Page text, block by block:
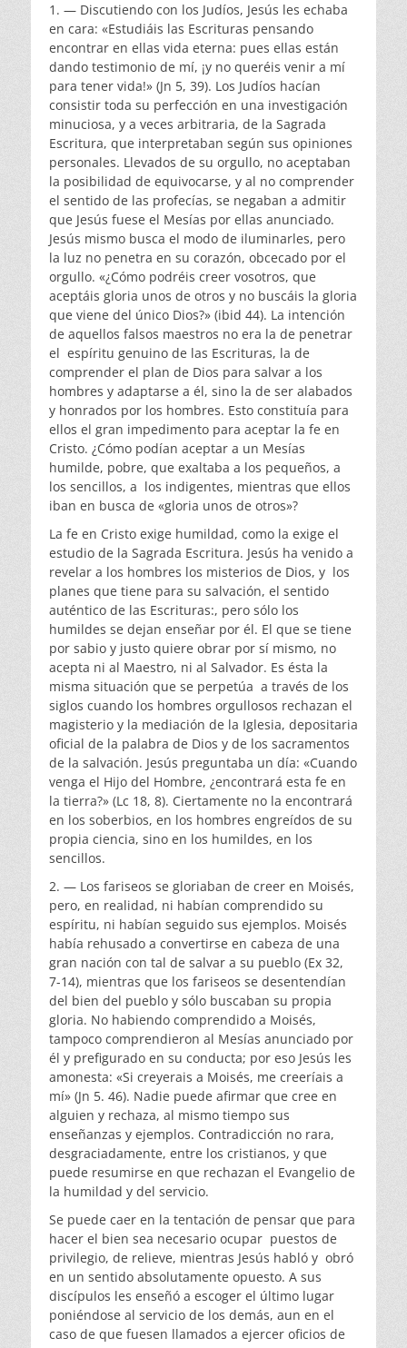
1. — Discutiendo con los Judíos, Jesús les echaba
en cara: «Estudiáis las Escrituras pensando
encontrar en ellas vida eterna: pues ellas están
dando testimonio de mí, ¡y no queréis venir a mí
para tener vida!» (Jn 5, 39). Los Judíos hacían
consistir toda su perfección en una investigación
minuciosa, y a veces arbitraria, de la Sagrada
Escritura, que interpretaban según sus opiniones
personales. Llevados de su orgullo, no aceptaban
la posibilidad de equivocarse, y al no comprender
el sentido de las profecías, se negaban a admitir
que Jesús fuese el Mesías por ellas anunciado.
Jesús mismo busca el modo de iluminarles, pero
la luz no penetra en su corazón, obcecado por el
orgullo. «¿Cómo podréis creer vosotros, que
aceptáis gloria unos de otros y no buscáis la gloria
que viene del único Dios?» (ibid 44). La intención
de aquellos falsos maestros no era la de penetrar
el espíritu genuino de las Escrituras, la de
comprender el plan de Dios para salvar a los
hombres y adaptarse a él, sino la de ser alabados
y honrados por los hombres. Esto constituía para
ellos el gran impedimento para aceptar la fe en
Cristo. ¿Cómo podían aceptar a un Mesías
humilde, pobre, que exaltaba a los pequeños, a
los sencillos, a los indigentes, mientras que ellos
iban en busca de «gloria unos de otros»?
La fe en Cristo exige humildad, como la exige el
estudio de la Sagrada Escritura. Jesús ha venido a
revelar a los hombres los misterios de Dios, y los
planes que tiene para su salvación, el sentido
auténtico de las Escrituras:, pero sólo los
humildes se dejan enseñar por él. El que se tiene
por sabio y justo quiere obrar por sí mismo, no
acepta ni al Maestro, ni al Salvador. Es ésta la
misma situación que se perpetúa a través de los
siglos cuando los hombres orgullosos rechazan el
magisterio y la mediación de la Iglesia, depositaria
oficial de la palabra de Dios y de los sacramentos
de la salvación. Jesús preguntaba un día: «Cuando
venga el Hijo del Hombre, ¿encontrará esta fe en
la tierra?» (Lc 18, 8). Ciertamente no la encontrará
en los soberbios, en los hombres engreídos de su
propia ciencia, sino en los humildes, en los
sencillos.
2. — Los fariseos se gloriaban de creer en Moisés,
pero, en realidad, ni habían comprendido su
espíritu, ni habían seguido sus ejemplos. Moisés
había rehusado a convertirse en cabeza de una
gran nación con tal de salvar a su pueblo (Ex 32,
7-14), mientras que los fariseos se desentendían
del bien del pueblo y sólo buscaban su propia
gloria. No habiendo comprendido a Moisés,
tampoco comprendieron al Mesías anunciado por
él y prefigurado en su conducta; por eso Jesús les
amonesta: «Si creyerais a Moisés, me creeríais a
mí» (Jn 5. 46). Nadie puede afirmar que cree en
alguien y rechaza, al mismo tiempo sus
enseñanzas y ejemplos. Contradicción no rara,
desgraciadamente, entre los cristianos, y que
puede resumirse en que rechazan el Evangelio de
la humildad y del servicio.
Se puede caer en la tentación de pensar que para
hacer el bien sea necesario ocupar puestos de
privilegio, de relieve, mientras Jesús habló y obró
en un sentido absolutamente opuesto. A sus
discípulos les enseñó a escoger el último lugar
poniéndose al servicio de los demás, aun en el
caso de que fuesen llamados a ejercer oficios de